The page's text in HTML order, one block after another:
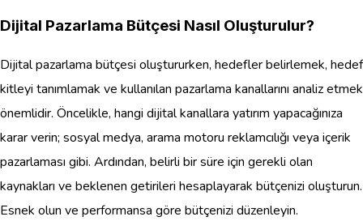
Dijital Pazarlama Bütçesi Nasıl Oluşturulur?
Dijital pazarlama bütçesi oluştururken, hedefler belirlemek, hedef
kitleyi tanımlamak ve kullanılan pazarlama kanallarını analiz etmek
önemlidir. Öncelikle, hangi dijital kanallara yatırım yapacağınıza
karar verin; sosyal medya, arama motoru reklamcılığı veya içerik
pazarlaması gibi. Ardından, belirli bir süre için gerekli olan
kaynakları ve beklenen getirileri hesaplayarak bütçenizi oluşturun.
Esnek olun ve performansa göre bütçenizi düzenleyin.